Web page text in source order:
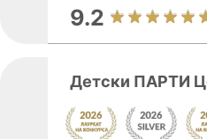
9.2
Детски ПАРТИ